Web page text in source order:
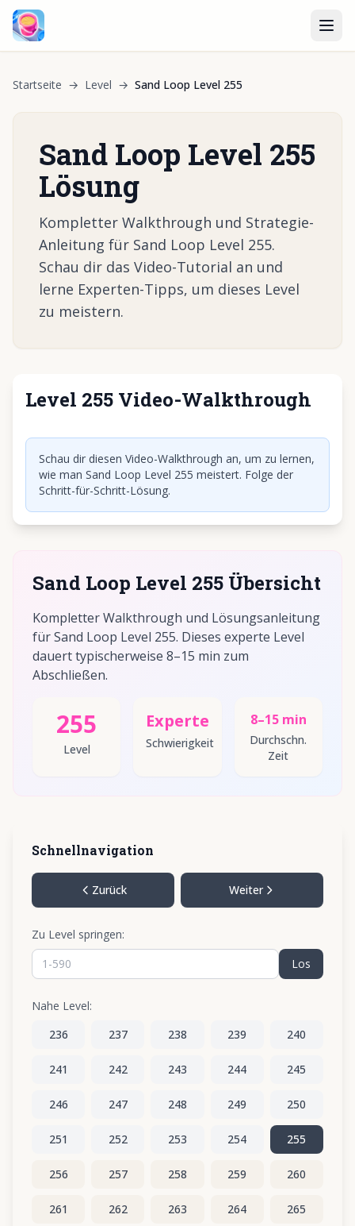
Startseite → Level → Sand Loop Level 255
Sand Loop Level 255
Lösung
Kompletter Walkthrough und Strategie-
Anleitung für Sand Loop Level 255.
Schau dir das Video-Tutorial an und
lerne Experten-Tipps, um dieses Level
zu meistern.
Level 255 Video-Walkthrough
Klicken, um Video abzuspielen
Schau dir diesen Video-Walkthrough an, um zu lernen,
wie man Sand Loop Level 255 meistert. Folge der
Schritt-für-Schritt-Lösung.
Sand Loop Level 255 Übersicht
Kompletter Walkthrough und Lösungsanleitung
für Sand Loop Level 255. Dieses experte Level
dauert typischerweise 8–15 min zum
Abschließen.
255
Level
Experte
Schwierigkeit
8–15 min
Durchschn.
Zeit
Schnellnavigation
Zurück Weiter
Zu Level springen:
Los
Nahe Level:
236
237 238 239 240
241 242 243 244 245
246 247 248 249 250
251 252 253 254 255
256 257 258 259 260
261 262 263 264 265